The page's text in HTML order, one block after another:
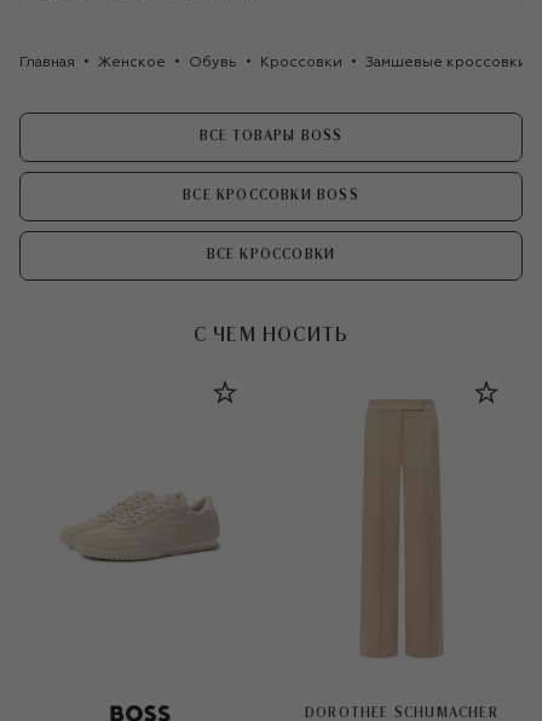
Главная Женское Обувь Кроссовки Замшевые кроссовки
ВСЕ ТОВАРЫ BOSS
ВСЕ КРОССОВКИ BOSS
ВСЕ КРОССОВКИ
С ЧЕМ НОСИТЬ
DOROTHEE SCHUMACHER